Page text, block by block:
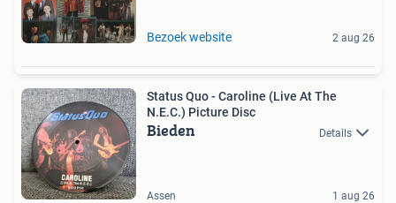
Bezoek website 2 aug 26
Status Quo - Caroline (Live At The
N.E.C.) Picture Disc
Bieden Details
Assen 1 aug 26